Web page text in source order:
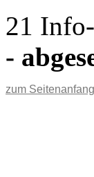
21
-
zum Seitenanfang